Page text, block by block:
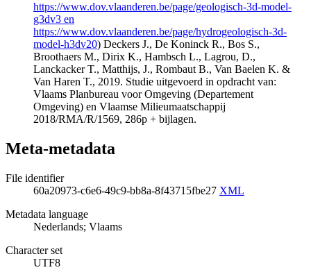
https://www.dov.vlaanderen.be/page/geologisch-3d-model-
g3dv3 en
https://www.dov.vlaanderen.be/page/hydrogeologisch-3d-
model-h3dv20) Deckers J., De Koninck R., Bos S.,
Broothaers M., Dirix K., Hambsch L., Lagrou, D.,
Lanckacker T., Matthijs, J., Rombaut B., Van Baelen K. &
Van Haren T., 2019. Studie uitgevoerd in opdracht van:
Vlaams Planbureau voor Omgeving (Departement
Omgeving) en Vlaamse Milieumaatschappij
2018/RMA/R/1569, 286p + bijlagen.
Meta-metadata
File identifier
60a20973-c6e6-49c9-bb8a-8f43715fbe27 XML
Metadata language
Nederlands; Vlaams
Character set
UTF8